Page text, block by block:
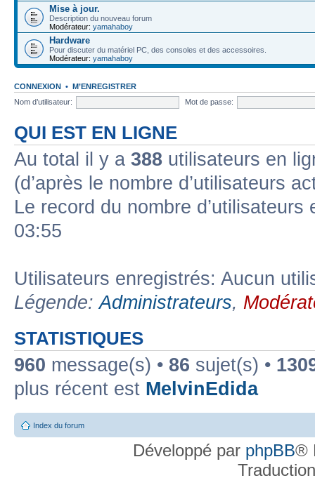
Mise à jour.
Description du nouveau forum
Modérateur: yamahaboy
Hardware
Pour discuter du matériel PC, des consoles et des accessoires.
Modérateur: yamahaboy
CONNEXION • M’ENREGISTRER
Nom d’utilisateur:
Mot de passe:
QUI EST EN LIGNE
Au total il y a 388 utilisateurs en
(d’après le nombre d’utilisateurs
Le record du nombre
03:55
Utilisateurs enregistrés: Aucun
Légende:Administrateurs,
STATISTIQUES
960 message(s) • 86 sujet(s) •
plus récent est MelvinEdida
Index du forum
Développé par phpBB®